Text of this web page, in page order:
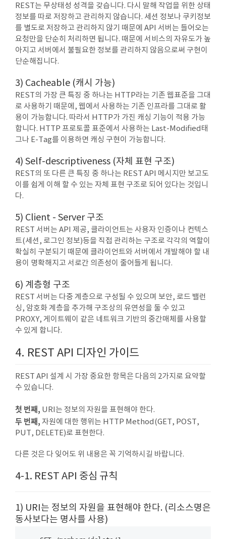
REST는 무상태성 성격을 갖습니다. 다시 말해 작업을 위한 상태
정보를 따로 저장하고 관리하지 않습니다. 세션 정보나 쿠키정보
를 별도로 저장하고 관리하지 않기 때문에 API 서버는 들어오는
요청만을 단순히 처리하면 됩니다. 때문에 서비스의 자유도가 높
아지고 서버에서 불필요한 정보를 관리하지 않음으로써 구현이
단순해집니다.
3) Cacheable (캐시 가능)
REST의 가장 큰 특징 중 하나는 HTTP라는 기존 웹표준을 그대
로 사용하기 때문에, 웹에서 사용하는 기존 인프라를 그대로 활
용이 가능합니다. 따라서 HTTP가 가진 캐싱 기능이 적용 가능
합니다. HTTP 프로토콜 표준에서 사용하는 Last-Modified태
그나 E-Tag를 이용하면 캐싱 구현이 가능합니다.
4) Self-descriptiveness (자체 표현 구조)
REST의 또 다른 큰 특징 중 하나는 REST API 메시지만 보고도
이를 쉽게 이해 할 수 있는 자체 표현 구조로 되어 있다는 것입니
다.
5) Client - Server 구조
REST 서버는 API 제공, 클라이언트는 사용자 인증이나 컨텍스
트(세션, 로그인 정보)등을 직접 관리하는 구조로 각각의 역할이
확실히 구분되기 때문에 클라이언트와 서버에서 개발해야 할 내
용이 명확해지고 서로간 의존성이 줄어들게 됩니다.
6) 계층형 구조
REST 서버는 다중 계층으로 구성될 수 있으며 보안, 로드 밸런
싱, 암호화 계층을 추가해 구조상의 유연성을 둘 수 있고
PROXY, 게이트웨이 같은 네트워크 기반의 중간매체를 사용할
수 있게 합니다.
4. REST API 디자인 가이드
REST API 설계 시 가장 중요한 항목은 다음의 2가지로 요약할
수 있습니다.
첫 번째, URI는 정보의 자원을 표현해야 한다.
두 번째, 자원에 대한 행위는 HTTP Method(GET, POST,
PUT, DELETE)로 표현한다.
다른 것은 다 잊어도 위 내용은 꼭 기억하시길 바랍니다.
4-1. REST API 중심 규칙
1) URI는 정보의 자원을 표현해야 한다. (리소스명은
동사보다는 명사를 사용)